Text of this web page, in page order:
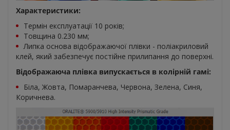
Характеристики:
Термін експлуатації 10 років;
Товщина 0.230 мм;
Липка основа відображаючої плівки - поліакриловий
клей, який забезпечує постійне прилипання до поверхні.
Відображаюча плівка випускається в колірній гамі:
Біла, Жовта, Помаранчева, Червона, Зелена, Синя,
Коричнева.